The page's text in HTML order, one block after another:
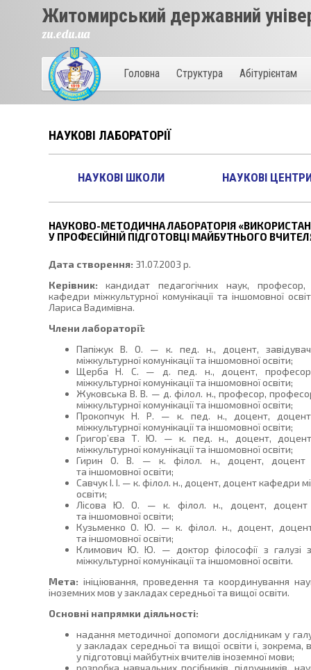
Житомирський державний
zu.edu.ua
Головна Структура Абітурієнтам
НАУКОВІ ЛАБОРАТОРІЇ
НАУКОВІ ШКОЛИ НАУКОВІ
НАУКОВО-МЕТОДИЧНА ЛАБОРАТОРІЯ
У ПРОФЕСІЙНІЙ ПІДГОТОВЦІ МАЙБУТНЬОГО
Дата створення: 31.07.2003 р.
Керівник: кандидат педагогічних наук,
кафедри міжкультурної комунікації та іншомовної
Лариса Вадимівна.
Члени лабораторії:
Папіжук В. О. — к. пед. н., доцент,
міжкультурної комунікації та іншомовної освіти;
Щерба Н. С. — д. пед. н., доцент,
міжкультурної комунікації та іншомовної освіти;
Жуковська В. В. — д. філол. н., професор,
міжкультурної комунікації та іншомовної освіти;
Прокопчук Н. Р. — к. пед. н., доцент,
міжкультурної комунікації та іншомовної освіти;
Григор’єва Т. Ю. — к. пед. н., доцент,
міжкультурної комунікації та іншомовної освіти;
Гирин О. В. — к. філол. н., доцент, доцент
та іншомовної освіти;
Савчук І. І. — к. філол. н., доцент, доцент кафедри
освіти;
Лісова Ю. О. — к. філол. н., доцент, доцент
та іншомовної освіти;
Кузьменко О. Ю. — к. філол. н., доцент, доцент
та іншомовної освіти;
Климович Ю. Ю. — доктор філософії з галузі
міжкультурної комунікації та іншомовної освіти.
Мета: ініціювання, проведення та координування
іноземних мов у закладах середньої та вищої освіти.
Основні напрямки діяльності:
надання методичної допомоги дослідникам у
у закладах середньої та вищої освіти і, зокрема,
у підготовці майбутніх вчителів іноземної мови;